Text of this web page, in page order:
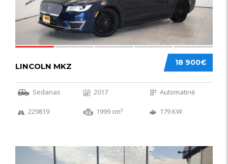
18 900€
LINCOLN MKZ
Sedanas 2017 Automatinė
229819 1999 cm³ 179 KW